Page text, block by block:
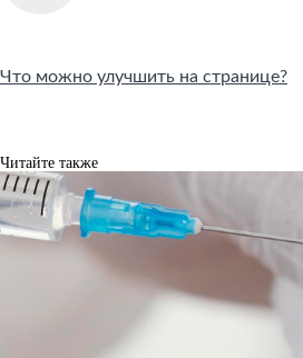
Что можно улучшить на странице?
Читайте также